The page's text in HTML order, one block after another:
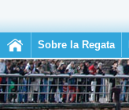
Sobre la Regata